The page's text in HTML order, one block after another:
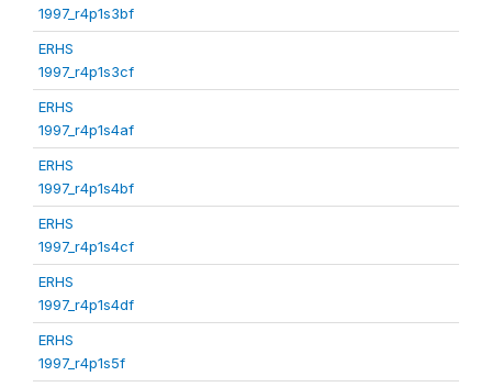
1997_r4p1s3bf
ERHS
1997_r4p1s3cf
ERHS
1997_r4p1s4af
ERHS
1997_r4p1s4bf
ERHS
1997_r4p1s4cf
ERHS
1997_r4p1s4df
ERHS
1997_r4p1s5f